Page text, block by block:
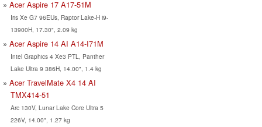
Acer Aspire 17 A17-51M
Iris Xe G7 96EUs, Raptor Lake-H i9-
13900H, 17.30", 2.09 kg
Acer Aspire 14 AI A14-I71M
Intel Graphics 4 Xe3 PTL, Panther
Lake Ultra 9 386H, 14.00", 1.4 kg
Acer TravelMate X4 14 AI
TMX414-51
Arc 130V, Lunar Lake Core Ultra 5
226V, 14.00", 1.27 kg